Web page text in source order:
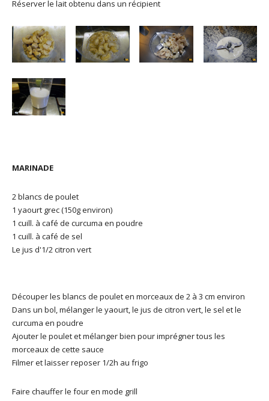
Réserver le lait obtenu dans un récipient
MARINADE
2 blancs de poulet
1 yaourt grec (150g environ)
1 cuill. à café de curcuma en poudre
1 cuill. à café de sel
Le jus d'1/2 citron vert
Découper les blancs de poulet en morceaux de 2 à 3 cm environ
Dans un bol, mélanger le yaourt, le jus de citron vert, le sel et le
curcuma en poudre
Ajouter le poulet et mélanger bien pour imprégner tous les
morceaux de cette sauce
Filmer et laisser reposer 1/2h au frigo
Faire chauffer le four en mode grill